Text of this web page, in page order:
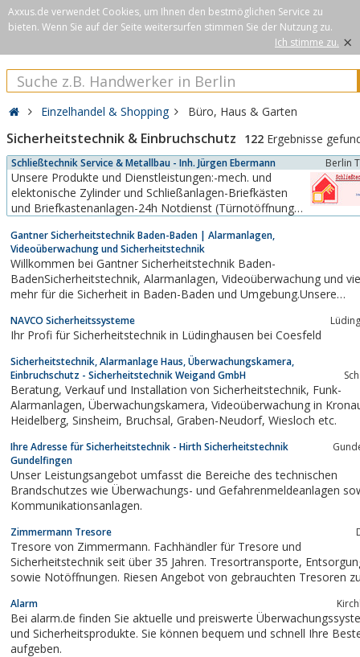
Axxus.de verwendet Cookies, um Ihnen den bestmöglichen Service zu
bieten. Wenn Sie auf der Seite weitersurfen stimmen Sie der Nutzung zu.
Ich stimme zu. ×
Einzelhandel & Shopping Büro, Haus & Garten
Sicherheitstechnik & Einbruchschutz 122 Ergebnisse
Schließtechnik Service & Metallbau - Inh. Jürgen Ebermann Berlin
Unsere Produkte und Dienstleistungen:-mech. und
elektonische Zylinder und Schließanlagen-Briefkästen
und Briefkastenanlagen-24h Notdienst (Türnotöffnungen
Schlüssel und Schlösser-Türschließer und
Feststellanlagen-Beschläge-Schilder-Einbruchschutz (Tür
und...
Gantner Sicherheitstechnik Baden-Baden | Alarmanlagen,
Videoüberwachung und Sicherheitstechnik
Willkommen bei Gantner Sicherheitstechnik Baden-
BadenSicherheitstechnik, Alarmanlagen, Videoüberwachung und vieles
mehr für die Sicherheit in Baden-Baden und Umgebung.Unsere
und
NAVCO Sicherheitssysteme
Ihr Profi für Sicherheitstechnik in Lüdinghausen bei Coesfeld
Sicherheitstechnik, Alarmanlage Haus, Überwachungskamera,
Einbruchschutz - Sicherheitstechnik Weigand GmbH
Beratung, Verkauf und Installation von Sicherheitstechnik, Funk-
Alarmanlagen, Überwachungskamera, Videoüberwachung in Kronau,
Heidelberg, Sinsheim, Bruchsal, Graben-Neudorf, Wiesloch etc.
Ihre Adresse für Sicherheitstechnik - Hirth Sicherheitstechnik
Gundelfingen
Unser Leistungsangebot umfasst die Bereiche des technischen
Brandschutzes wie Überwachungs- und Gefahrenmeldeanlagen
Kommunikationsanlagen.
Zimmermann Tresore
Tresore von Zimmermann. Fachhändler für Tresore und
Sicherheitstechnik seit über 35 Jahren. Tresortransporte, Entsorgungen
sowie Notöffnungen. Riesen Angebot von gebrauchten Tresoren
Alarm
Bei alarm.de finden Sie aktuelle und preiswerte
und Sicherheitsprodukte. Sie können bequem und schnell Ihre
aufgeben.